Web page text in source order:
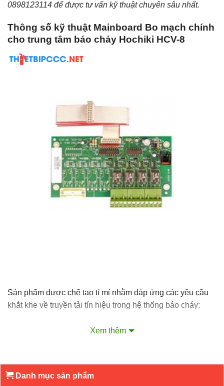
0898123114 để được tư vấn kỹ thuật chuyên sâu nhất.
Thông số kỹ thuật Mainboard Bo mạch chính
cho trung tâm báo cháy Hochiki HCV-8
Sản phẩm được chế tạo tỉ mỉ nhằm đáp ứng các yêu cầu
khắt khe về truyền tải tín hiệu trong hệ thống báo cháy:
HCV-8 Mainboard.
Dòng tủ tương thích:Tủ báo cháy thường 8 vùng
(zones).
Xem thêm
Danh mục sản phẩm